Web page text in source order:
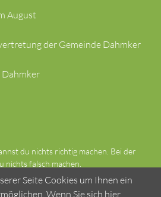
August
der Gemeinde Dahmker
du nichts richtig machen. Bei der
nichts falsch machen.
Seite Cookies um Ihnen ein
Wenn Sie sich hier